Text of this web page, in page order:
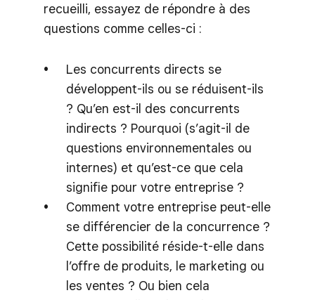
recueilli, essayez de répondre à des
questions comme celles-ci :
Les concurrents directs se
développent-ils ou se réduisent-ils
? Qu’en est-il des concurrents
indirects ? Pourquoi (s’agit-il de
questions environnementales ou
internes) et qu’est-ce que cela
signifie pour votre entreprise ?
Comment votre entreprise peut-elle
se différencier de la concurrence ?
Cette possibilité réside-t-elle dans
l’offre de produits, le marketing ou
les ventes ? Ou bien cela